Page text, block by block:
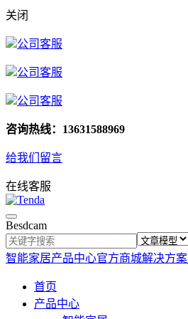
关闭
公司客服
公司客服
公司客服
咨询热线：13631588969
给我们留言
在线客服
Besdcam
智能家居产品中心官方商城解决方案
首页
产品中心